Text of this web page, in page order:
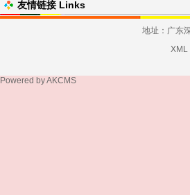
友情链接 Links
地址：广东
XML
Powered byAKCMS